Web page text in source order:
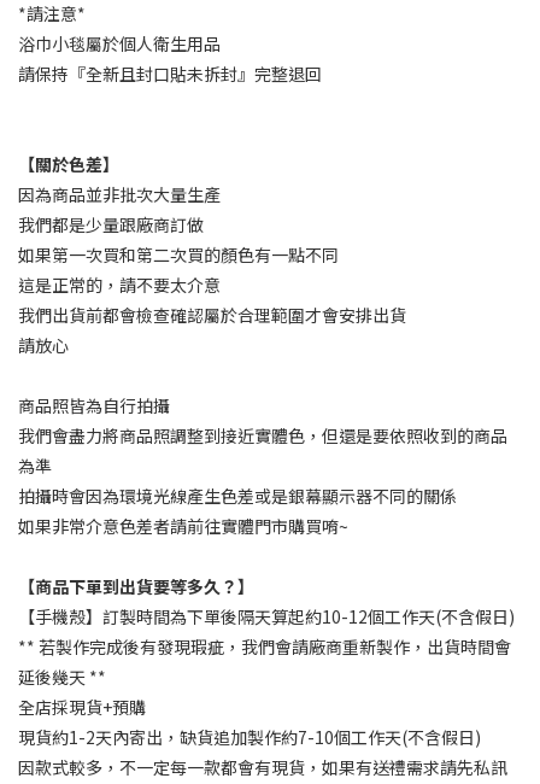
*請注意*
浴巾小毯屬於個人衛生用品
請保持『全新且封口貼未拆封』完整退回
【關於色差】
因為商品並非批次大量生產
我們都是少量跟廠商訂做
如果第一次買和第二次買的顏色有一點不同
這是正常的，請不要太介意
我們出貨前都會檢查確認屬於合理範圍才會安排出貨
請放心
商品照皆為自行拍攝
我們會盡力將商品照調整到接近實體色，但還是要依照收到的商品
為準
拍攝時會因為環境光線產生色差或是銀幕顯示器不同的關係
如果非常介意色差者請前往實體門市購買唷~
【商品下單到出貨要等多久？】
【手機殼】訂製時間為下單後隔天算起約10-12個工作天(不含假日)
** 若製作完成後有發現瑕疵，我們會請廠商重新製作，出貨時間會
延後幾天 **
全店採現貨+預購
現貨約1-2天內寄出，缺貨追加製作約7-10個工作天(不含假日)
因款式較多，不一定每一款都會有現貨，如果有送禮需求請先私訊